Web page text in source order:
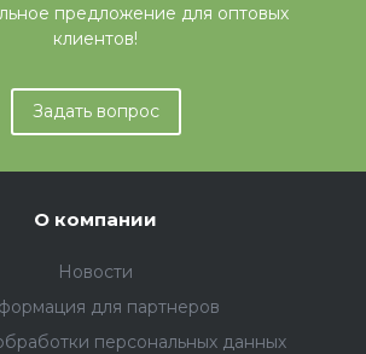
предложение для оптовых
клиентов!
Задать вопрос
О компании
Новости
для партнеров
персональных данных